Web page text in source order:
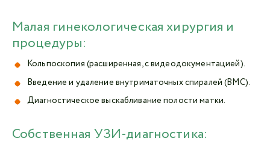
Малая гинекологическая хирургия и
процедуры:
Кольпоскопия (расширенная, с видеодокументацией).
Введение и удаление внутриматочных спиралей (ВМС).
Диагностическое выскабливание полости матки.
Собственная УЗИ-диагностика: